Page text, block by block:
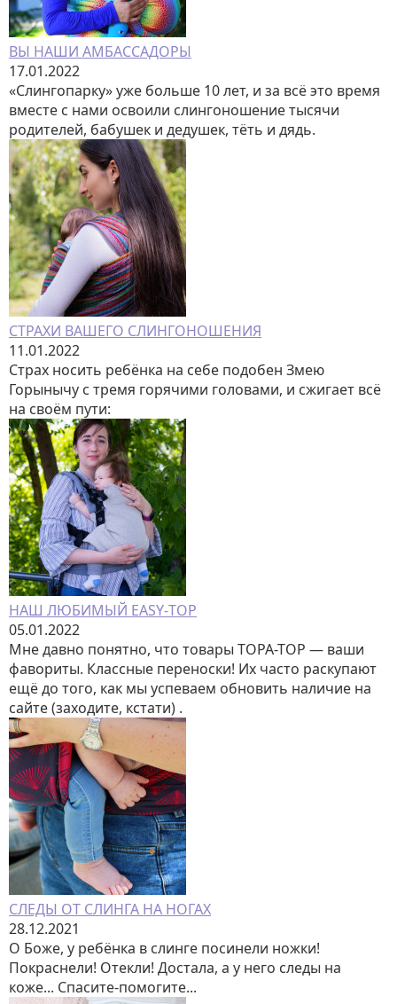
ВЫ НАШИ АМБАССАДОРЫ
17.01.2022
«Слингопарку» уже больше 10 лет, и за всё это время
вместе с нами освоили слингоношение тысячи
родителей, бабушек и дедушек, тёть и дядь.
СТРАХИ ВАШЕГО СЛИНГОНОШЕНИЯ
11.01.2022
Страх носить ребёнка на себе подобен Змею
Горынычу с тремя горячими головами, и сжигает всё
на своём пути:
НАШ ЛЮБИМЫЙ EASY-ТОР
05.01.2022
Мне давно понятно, что товары ТОРА-ТОР — ваши
фавориты. Классные переноски! Их часто раскупают
ещё до того, как мы успеваем обновить наличие на
сайте (заходите, кстати) .
СЛЕДЫ ОТ СЛИНГА НА НОГАХ
28.12.2021
О Боже, у ребёнка в слинге посинели ножки!
Покраснели! Отекли! Достала, а у него следы на
коже... Спасите-помогите...